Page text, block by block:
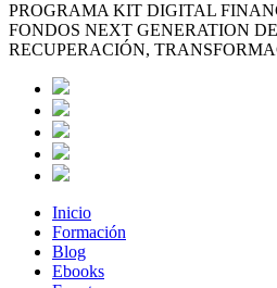
PROGRAMA KIT DIGITAL
FONDOS NEXT GENERATION
RECUPERACIÓN,
Inicio
Formación
Blog
Ebooks